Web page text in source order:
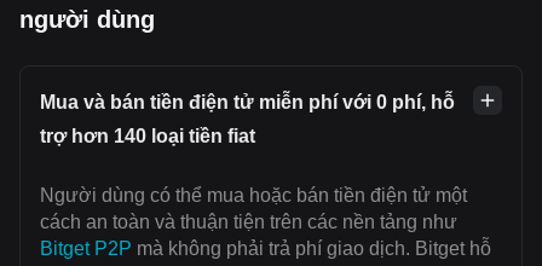
người dùng
Mua và bán tiền điện tử miễn phí với 0 phí, hỗ
trợ hơn 140 loại tiền fiat
Người dùng có thể mua hoặc bán tiền điện tử một
cách an toàn và thuận tiện trên các nền tảng như
Bitget P2P mà không phải trả phí giao dịch. Bitget hỗ